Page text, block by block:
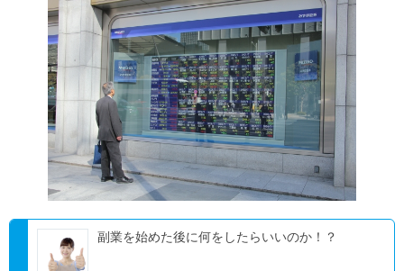
副業を始めた後に何をしたらいいのか！？